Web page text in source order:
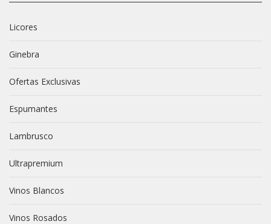
Licores
Ginebra
Ofertas Exclusivas
Espumantes
Lambrusco
Ultrapremium
Vinos Blancos
Vinos Rosados